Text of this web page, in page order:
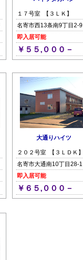
１７号室 【３ＬＫ】
名寄市西13条南9丁目2-9
即入居可能
￥５５,０００－
大通りハイツ
２０２号室 【３ＬＤＫ】
名寄市大通南10丁目28-1
即入居可能
￥６５,０００－